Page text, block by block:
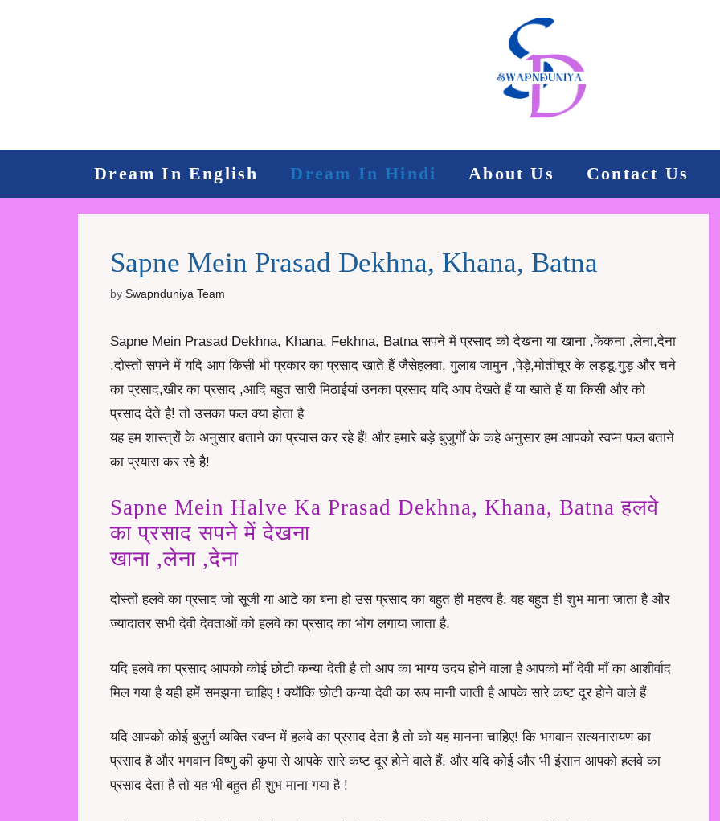
Dream In English Dream In Hindi About Us Contact Us
Sapne Mein Prasad Dekhna, Khana, Batna
by Swapnduniya Team
Sapne Mein Prasad Dekhna, Khana, Fekhna, Batna सपने में प्रसाद को देखना या खाना ,फेंकना ,लेना,देना
.दोस्तों सपने में यदि आप किसी भी प्रकार का प्रसाद खाते हैं जैसेहलवा, गुलाब जामुन ,पेड़े,मोतीचूर के लड्डू,गुड़ और चने
का प्रसाद,खीर का प्रसाद ,आदि बहुत सारी मिठाईयां उनका प्रसाद यदि आप देखते हैं या खाते हैं या किसी और को
प्रसाद देते है! तो उसका फल क्या होता है
यह हम शास्त्रों के अनुसार बताने का प्रयास कर रहे हैं! और हमारे बड़े बुजुर्गों के कहे अनुसार हम आपको स्वप्न फल बताने
का प्रयास कर रहे है!
Sapne Mein Halve Ka Prasad Dekhna, Khana, Batna हलवे
का प्रसाद सपने में देखना
खाना ,लेना ,देना
दोस्तों हलवे का प्रसाद जो सूजी या आटे का बना हो उस प्रसाद का बहुत ही महत्व है. वह बहुत ही शुभ माना जाता है और
ज्यादातर सभी देवी देवताओं को हलवे का प्रसाद का भोग लगाया जाता है.
यदि हलवे का प्रसाद आपको कोई छोटी कन्या देती है तो आप का भाग्य उदय होने वाला है आपको माँ देवी माँ का आशीर्वाद
मिल गया है यही हमें समझना चाहिए ! क्योंकि छोटी कन्या देवी का रूप मानी जाती है आपके सारे कष्ट दूर होने वाले हैं
यदि आपको कोई बुजुर्ग व्यक्ति स्वप्न में हलवे का प्रसाद देता है तो को यह मानना चाहिए! कि भगवान सत्यनारायण का
प्रसाद है और भगवान विष्णु की कृपा से आपके सारे कष्ट दूर होने वाले हैं. और यदि कोई और भी इंसान आपको हलवे का
प्रसाद देता है तो यह भी बहुत ही शुभ माना गया है !